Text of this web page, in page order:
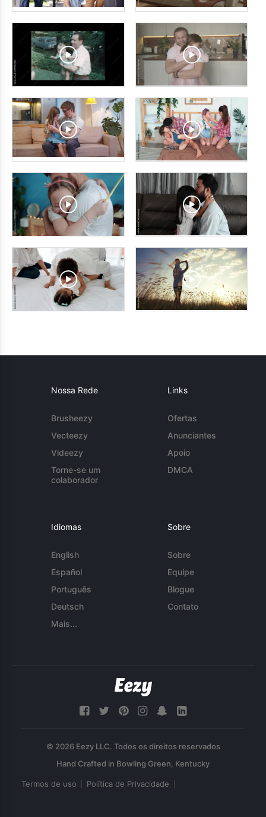
Nossa Rede
Brusheezy
Vecteezy
Videezy
Torne-se um
colaborador
Links
Ofertas
Anunciantes
Apoio
DMCA
Idiomas
English
Español
Português
Deutsch
Mais...
Sobre
Sobre
Equipe
Blogue
Contato
© 2026 Eezy LLC. Todos os direitos reservados
Termos de uso Política de Privacidade